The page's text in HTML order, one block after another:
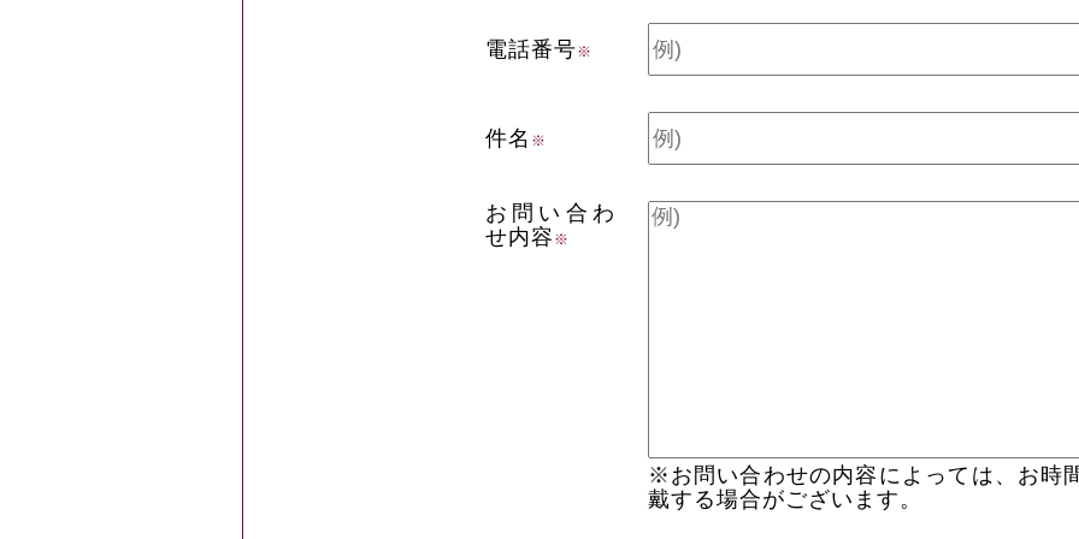
電話番号※
件名 ※
お問い合わ
せ内容 ※
※お問い合わせの内容によっては、お時
戴する場合がございます。